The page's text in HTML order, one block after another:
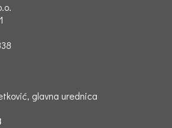
glavna urednica